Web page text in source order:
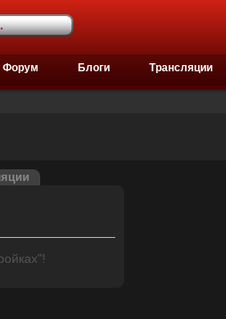
Форум Блоги Трансляции